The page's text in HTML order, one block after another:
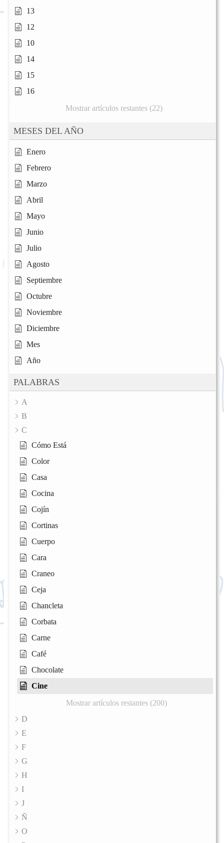
13
12
10
14
15
16
Mostrar artículos restantes (22)
MESES DEL AÑO
Enero
Febrero
Marzo
Abril
Mayo
Junio
Julio
Agosto
Septiembre
Octubre
Noviembre
Diciembre
Mes
Año
PALABRAS
A
B
C
Cómo Está
Color
Casa
Cocina
Cojín
Cortinas
Cuerpo
Cara
Craneo
Ceja
Chancleta
Corbata
Carne
Café
Chocolate
Cine
Mostrar artículos restantes (200)
D
E
F
G
H
I
J
Ñ
O